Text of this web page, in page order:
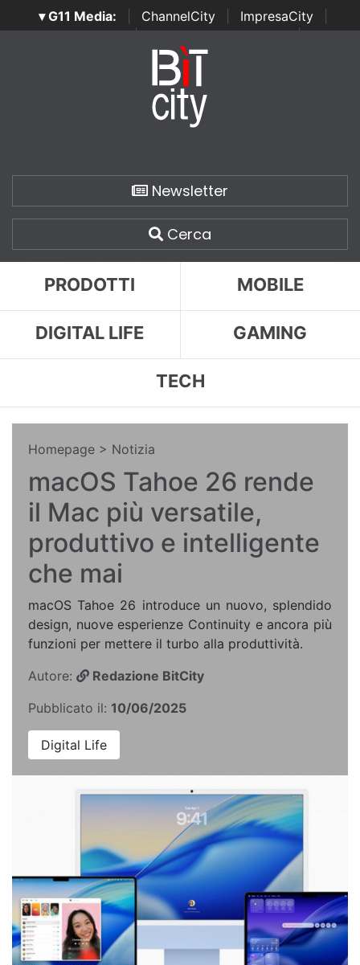
▾ G11 Media: ChannelCity ImpresaCity
SecurityOpenLab | Italian Channel Awards | Italian
Italian Security Awards
Newsletter
Cerca
PRODOTTI MOBILE
DIGITAL LIFE GAMING
TECH
Homepage > Notizia
macOS Tahoe 26 rende
il Mac più versatile,
produttivo e intelligente
che mai
macOS Tahoe 26 introduce un nuovo, splendido
design, nuove esperienze Continuity e ancora più
funzioni per mettere il turbo alla produttività.
Autore:
Redazione BitCity
Pubblicato il: 10/06/2025
Digital Life